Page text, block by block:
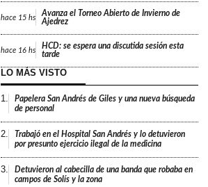
hace 15 hs
Avanza el Torneo Abierto de Invierno de
Ajedrez
hace 16 hs
HCD: se espera una discutida sesión esta
tarde
LO MÁS VISTO
1.
Papelera San Andrés de Giles y una nueva búsqueda
de personal
2.
Trabajó en el Hospital San Andrés y lo detuvieron
por presunto ejercicio ilegal de la medicina
3.
Detuvieron al cabecilla de una banda que robaba en
campos de Solís y la zona